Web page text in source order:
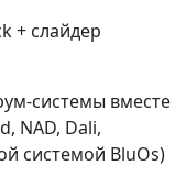
+ слайдер
системы вместе
NAD, Dali,
системой BluOs)